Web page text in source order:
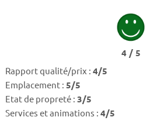
4 / 5
Rapport qualité/prix : 4/5
Emplacement : 5/5
Etat de propreté : 3/5
Services et animations : 4/5